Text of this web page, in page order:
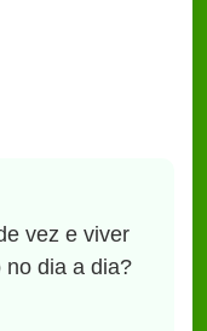
vez e viver
no dia a dia?